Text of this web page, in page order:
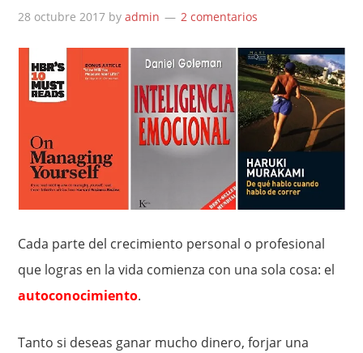
28 octubre 2017 byadmin 2 comentarios
Cada parte del crecimiento personal o profesional
que logras en la vida comienza con una sola cosa: el
autoconocimiento.
Tanto si deseas ganar mucho dinero, forjar una